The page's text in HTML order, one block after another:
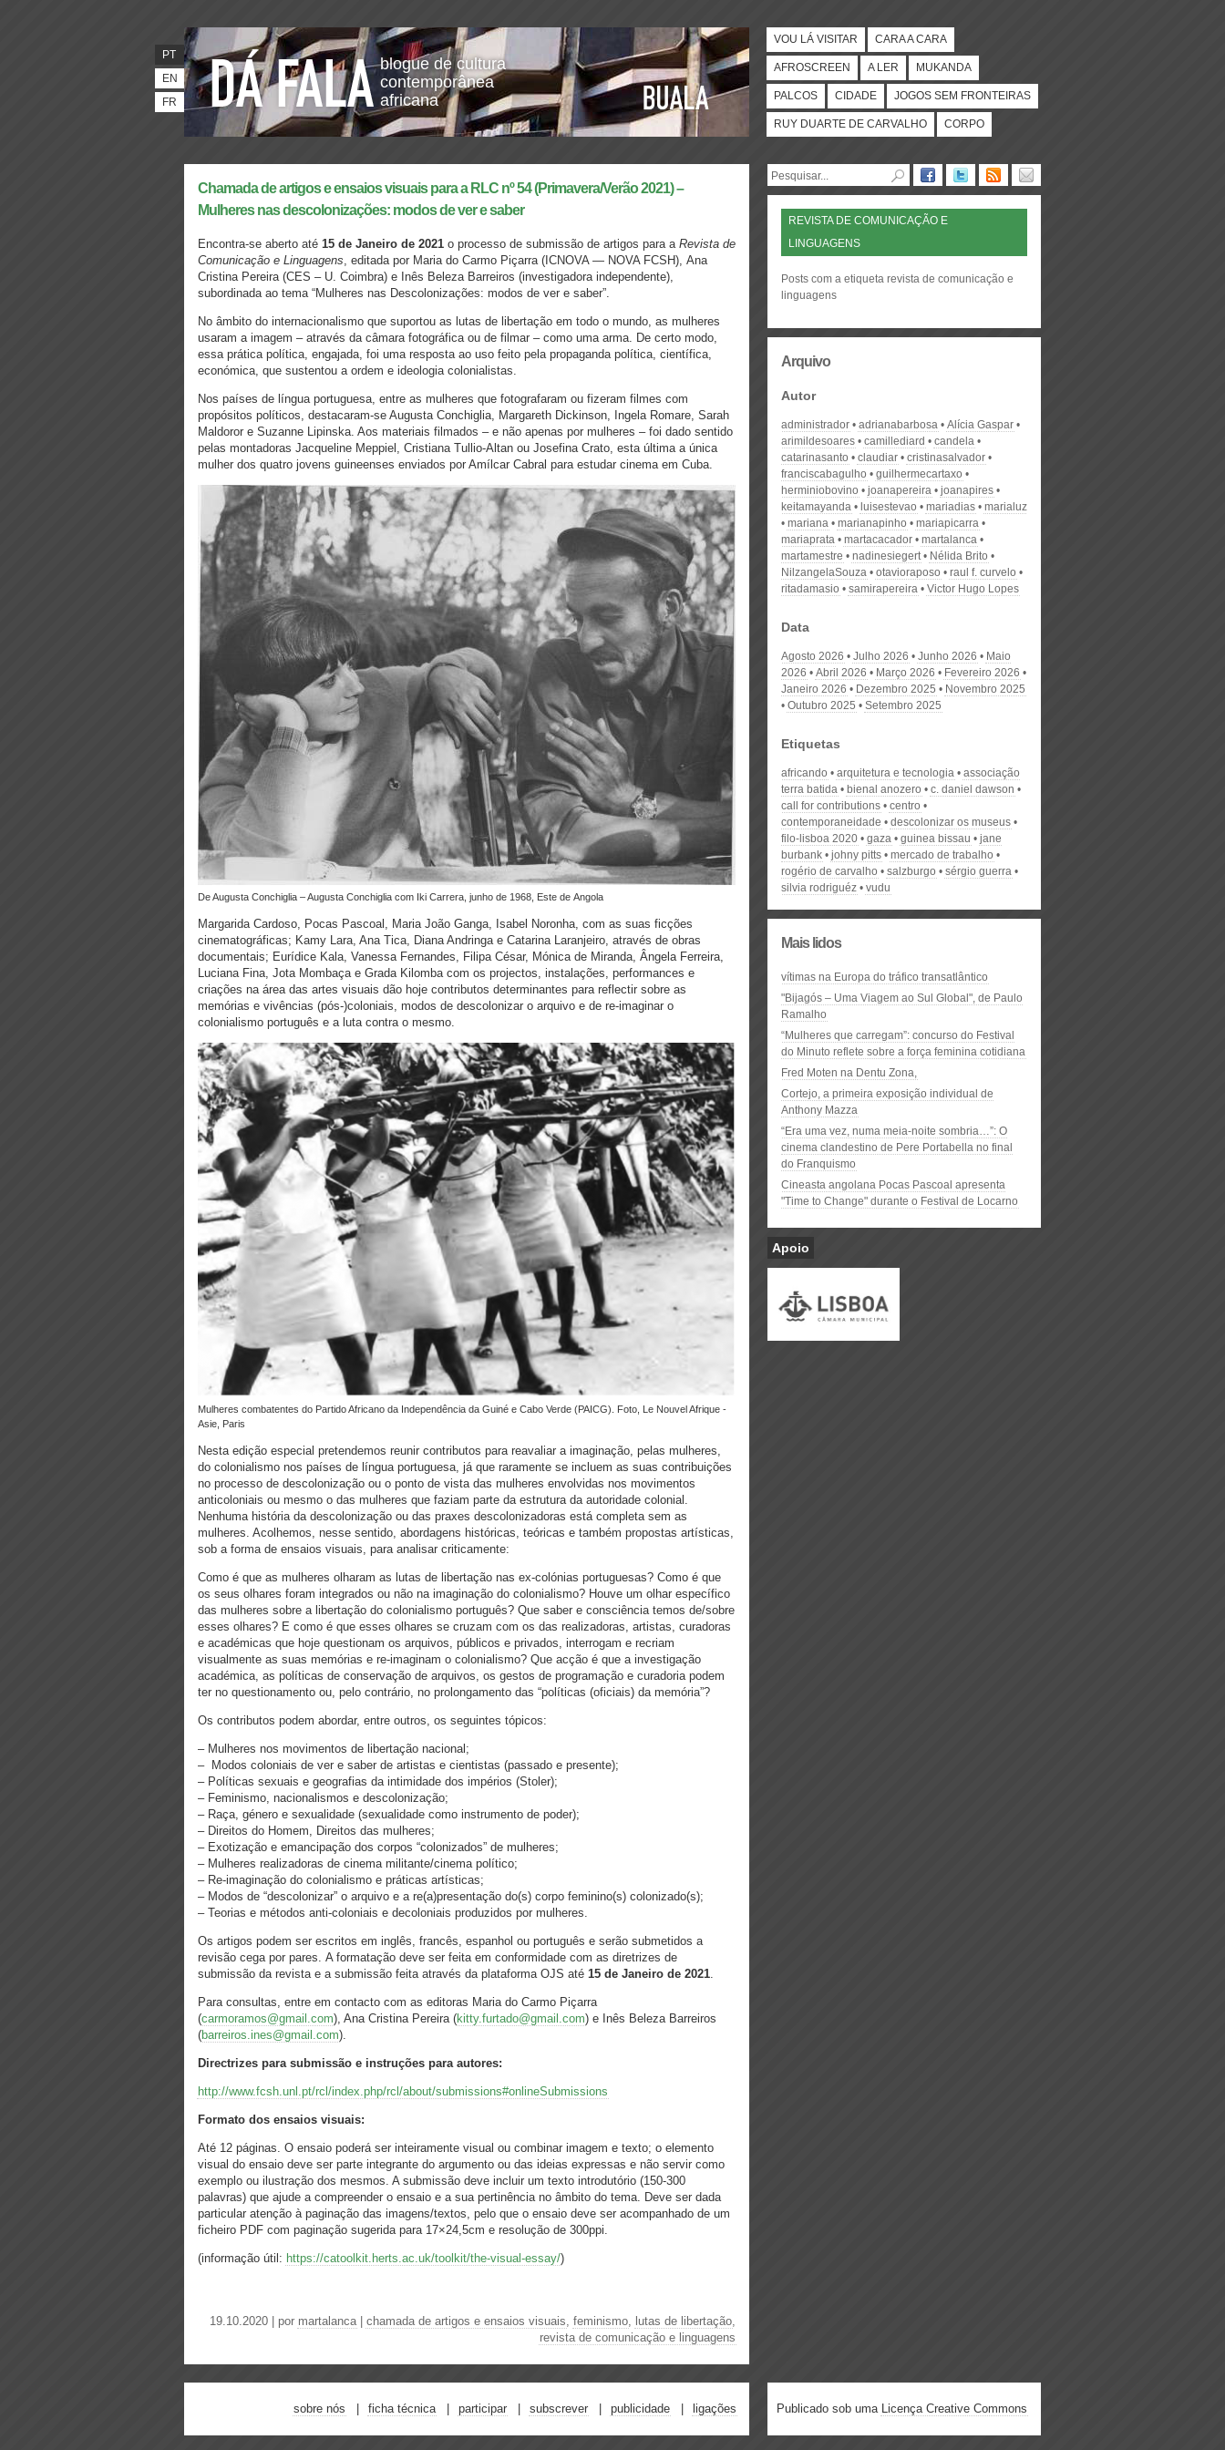
blogue de cultura
contemporânea
africana
PT
EN
FR
VOU LÁ VISITAR CARA A CARA
AFROSCREEN A LER MUKANDA
PALCOS CIDADE JOGOS SEM FRONTEIRAS
RUY DUARTE DE CARVALHO CORPO
Chamada de artigos e ensaios visuais para a RLC nº 54 (Primavera/Verão 2021) –
Mulheres nas descolonizações: modos de ver e saber
Encontra-se aberto até 15 de Janeiro de 2021 o processo de submissão de artigos para a Revista de
Comunicação e Linguagens, editada por Maria do Carmo Piçarra (ICNOVA — NOVA FCSH), Ana
Cristina Pereira (CES – U. Coimbra) e Inês Beleza Barreiros (investigadora independente),
subordinada ao tema “Mulheres nas Descolonizações: modos de ver e saber”.
No âmbito do internacionalismo que suportou as lutas de libertação em todo o mundo, as mulheres
usaram a imagem – através da câmara fotográfica ou de filmar – como uma arma. De certo modo,
essa prática política, engajada, foi uma resposta ao uso feito pela propaganda política, científica,
económica, que sustentou a ordem e ideologia colonialistas.
Nos países de língua portuguesa, entre as mulheres que fotografaram ou fizeram filmes com
propósitos políticos, destacaram-se Augusta Conchiglia, Margareth Dickinson, Ingela Romare, Sarah
Maldoror e Suzanne Lipinska. Aos materiais filmados – e não apenas por mulheres – foi dado sentido
pelas montadoras Jacqueline Meppiel, Cristiana Tullio-Altan ou Josefina Crato, esta última a única
mulher dos quatro jovens guineenses enviados por Amílcar Cabral para estudar cinema em Cuba.
De Augusta Conchiglia – Augusta Conchiglia com Iki Carrera, junho de 1968, Este de Angola
Margarida Cardoso, Pocas Pascoal, Maria João Ganga, Isabel Noronha, com as suas ficções
cinematográficas; Kamy Lara, Ana Tica, Diana Andringa e Catarina Laranjeiro, através de obras
documentais; Eurídice Kala, Vanessa Fernandes, Filipa César, Mónica de Miranda, Ângela Ferreira,
Luciana Fina, Jota Mombaça e Grada Kilomba com os projectos, instalações, performances e
criações na área das artes visuais dão hoje contributos determinantes para reflectir sobre as
memórias e vivências (pós-)coloniais, modos de descolonizar o arquivo e de re-imaginar o
colonialismo português e a luta contra o mesmo.
Mulheres combatentes do Partido Africano da Independência da Guiné e Cabo Verde (PAICG). Foto, Le Nouvel Afrique -
Asie, Paris
Nesta edição especial pretendemos reunir contributos para reavaliar a imaginação, pelas mulheres,
do colonialismo nos países de língua portuguesa, já que raramente se incluem as suas contribuições
no processo de descolonização ou o ponto de vista das mulheres envolvidas nos movimentos
anticoloniais ou mesmo o das mulheres que faziam parte da estrutura da autoridade colonial.
Nenhuma história da descolonização ou das praxes descolonizadoras está completa sem as
mulheres. Acolhemos, nesse sentido, abordagens históricas, teóricas e também propostas artísticas,
sob a forma de ensaios visuais, para analisar criticamente:
Como é que as mulheres olharam as lutas de libertação nas ex-colónias portuguesas? Como é que
os seus olhares foram integrados ou não na imaginação do colonialismo? Houve um olhar específico
das mulheres sobre a libertação do colonialismo português? Que saber e consciência temos de/sobre
esses olhares? E como é que esses olhares se cruzam com os das realizadoras, artistas, curadoras
e académicas que hoje questionam os arquivos, públicos e privados, interrogam e recriam
visualmente as suas memórias e re-imaginam o colonialismo? Que acção é que a investigação
académica, as políticas de conservação de arquivos, os gestos de programação e curadoria podem
ter no questionamento ou, pelo contrário, no prolongamento das “políticas (oficiais) da memória”?
Os contributos podem abordar, entre outros, os seguintes tópicos:
– Mulheres nos movimentos de libertação nacional;
– Modos coloniais de ver e saber de artistas e cientistas (passado e presente);
– Políticas sexuais e geografias da intimidade dos impérios (Stoler);
– Feminismo, nacionalismos e descolonização;
– Raça, género e sexualidade (sexualidade como instrumento de poder);
– Direitos do Homem, Direitos das mulheres;
– Exotização e emancipação dos corpos “colonizados” de mulheres;
– Mulheres realizadoras de cinema militante/cinema político;
– Re-imaginação do colonialismo e práticas artísticas;
– Modos de “descolonizar” o arquivo e a re(a)presentação do(s) corpo feminino(s) colonizado(s);
– Teorias e métodos anti-coloniais e decoloniais produzidos por mulheres.
Os artigos podem ser escritos em inglês, francês, espanhol ou português e serão submetidos a
revisão cega por pares. A formatação deve ser feita em conformidade com as diretrizes de
submissão da revista e a submissão feita através da plataforma OJS até 15 de Janeiro de 2021.
Para consultas, entre em contacto com as editoras Maria do Carmo Piçarra
(carmoramos@gmail.com), Ana Cristina Pereira (kitty.furtado@gmail.com) e Inês Beleza Barreiros
(barreiros.ines@gmail.com).
Directrizes para submissão e instruções para autores:
http://www.fcsh.unl.pt/rcl/index.php/rcl/about/submissions#onlineSubmissions
Formato dos ensaios visuais:
Até 12 páginas. O ensaio poderá ser inteiramente visual ou combinar imagem e texto; o elemento
visual do ensaio deve ser parte integrante do argumento ou das ideias expressas e não servir como
exemplo ou ilustração dos mesmos. A submissão deve incluir um texto introdutório (150-300
palavras) que ajude a compreender o ensaio e a sua pertinência no âmbito do tema. Deve ser dada
particular atenção à paginação das imagens/textos, pelo que o ensaio deve ser acompanhado de um
ficheiro PDF com paginação sugerida para 17×24,5cm e resolução de 300ppi.
(informação útil: https://catoolkit.herts.ac.uk/toolkit/the-visual-essay/)
19.10.2020 | por martalanca| chamada de artigos e ensaios visuais, feminismo, lutas de libertação,
revista de comunicação e linguagens
REVISTA DE COMUNICAÇÃO E
LINGUAGENS
Posts com a etiqueta revista de comunicação e
linguagens
Arquivo
Autor
administrador adrianabarbosa
Alícia Gaspar
arimildesoares
camillediard
candela
catarinasanto
claudiar
cristinasalvador
franciscabagulho
guilhermecartaxo
herminiobovino
joanapereira
joanapires
keitamayanda
luisestevao mariadias
marialuz
mariana
marianapinho
mariapicarra
mariaprata
martacacador
martalanca
martamestre
nadinesiegert
Nélida Brito
NilzangelaSouza
otavioraposo
raul f. curvelo
ritadamasio
samirapereira Victor Hugo Lopes
Data
Agosto 2026 Julho 2026 Junho 2026
Maio
2026
Abril 2026 Março 2026
Fevereiro 2026
Janeiro 2026
Dezembro 2025
Novembro 2025
Outubro 2025
Setembro 2025
Etiquetas
africando arquitetura e tecnologia
associação
terra batida
bienal anozero
c. daniel dawson
call for contributions
centro
contemporaneidade
descolonizar os museus
filo-lisboa 2020
gaza guinea bissau
jane
burbank
johny pitts
mercado de trabalho
rogério de carvalho
salzburgo
sérgio guerra
silvia rodriguéz
vudu
Mais lidos
vítimas na Europa do tráfico transatlântico
"Bijagós – Uma Viagem ao Sul Global", de Paulo
Ramalho
“Mulheres que carregam”: concurso do Festival
do Minuto reflete sobre a força feminina cotidiana
Fred Moten na Dentu Zona,
Cortejo, a primeira exposição individual de
Anthony Mazza
“Era uma vez, numa meia-noite sombria…”: O
cinema clandestino de Pere Portabella no final
do Franquismo
Cineasta angolana Pocas Pascoal apresenta
"Time to Change" durante o Festival de Locarno
Apoio
sobre nós ficha técnica participar subscrever publicidade ligações Publicado sob uma Licença Creative Commons